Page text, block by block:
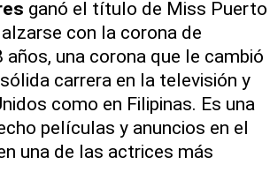
ganó el título de Miss Puerto
con la corona de
una corona que le cambió
carrera en la televisión y
como en Filipinas. Es una
películas y anuncios en el
una de las actrices más